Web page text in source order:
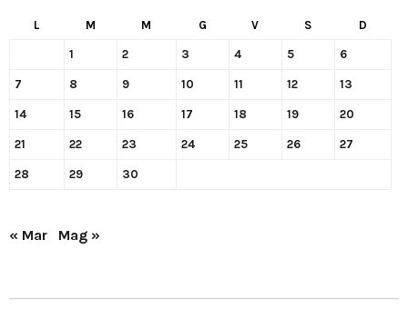
L M M G V S D
1 2 3 4 5 6
7 8 9 10 11 12 13
14 15 16 17 18 19 20
21 22 23 24 25 26 27
28 29 30
« Mar Mag »